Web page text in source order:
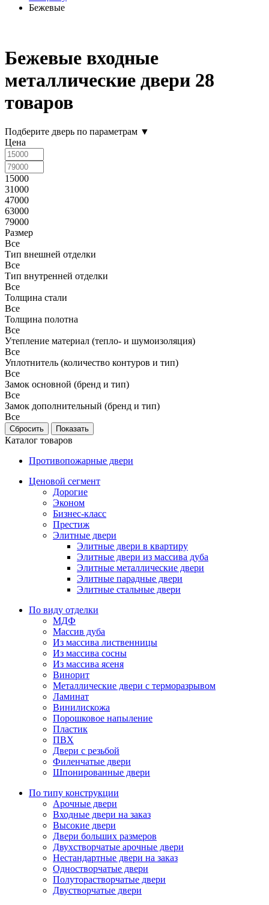
Бежевые
Бежевые входные
металлические двери 28
товаров
Подберите дверь по параметрам ▼
Цена
15000
31000
47000
63000
79000
Размер
Все
Тип внешней отделки
Все
Тип внутренней отделки
Все
Толщина стали
Все
Толщина полотна
Все
Утепление материал (тепло- и шумоизоляция)
Все
Уплотнитель (количество контуров и тип)
Все
Замок основной (бренд и тип)
Все
Замок дополнительный (бренд и тип)
Все
Каталог товаров
Противопожарные двери
Ценовой сегмент
Дорогие
Эконом
Бизнес-класс
Престиж
Элитные двери
Элитные двери в квартиру
Элитные двери из массива дуба
Элитные металлические двери
Элитные парадные двери
Элитные стальные двери
По виду отделки
МДФ
Массив дуба
Из массива лиственницы
Из массива сосны
Из массива ясеня
Винорит
Металлические двери с терморазрывом
Ламинат
Винилискожа
Порошковое напыление
Пластик
ПВХ
Двери с резьбой
Филенчатые двери
Шпонированные двери
По типу конструкции
Арочные двери
Входные двери на заказ
Высокие двери
Двери больших размеров
Двухстворчатые арочные двери
Нестандартные двери на заказ
Одностворчатые двери
Полуторастворчатые двери
Двустворчатые двери